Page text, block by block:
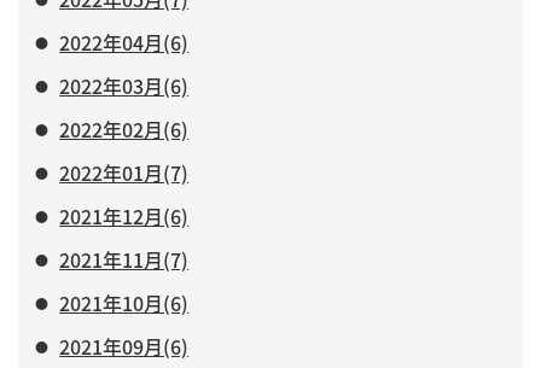
2022年04月(6)
2022年03月(6)
2022年02月(6)
2022年01月(7)
2021年12月(6)
2021年11月(7)
2021年10月(6)
2021年09月(6)